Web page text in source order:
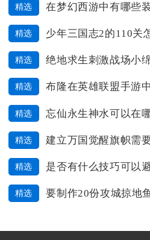
精选
精选 少年三国志2的110关
精选 绝地求生刺激战场小
精选
精选 忘仙永生神水可以在
精选
精选
精选